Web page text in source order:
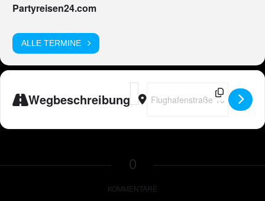
Partyreisen24.com
ALLE TERMINE
Wegbeschreibung
Address - Peter Wackel LIVE in
Destination Address - Peter
0
KOMMENTARE